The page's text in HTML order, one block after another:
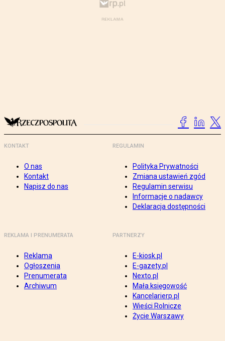
KONTAKT
O nas
Kontakt
Napisz do nas
REGULAMIN
Polityka Prywatności
Zmiana ustawień zgód
Regulamin serwisu
Informacje o nadawcy
Deklaracja dostępności
REKLAMA I PRENUMERATA
Reklama
Ogłoszenia
Prenumerata
Archiwum
PARTNERZY
E-kiosk.pl
E-gazety.pl
Nexto.pl
Mała księgowość
Kancelarierp.pl
Wieści Rolnicze
Życie Warszawy